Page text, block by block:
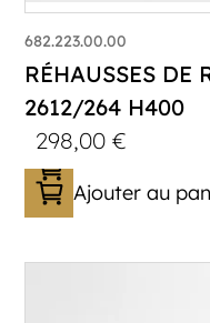
682.223.00.00
RÉHAUSSES
2612/264 H400
298,00€
Ajouter au